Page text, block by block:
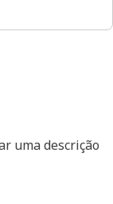
uma descrição